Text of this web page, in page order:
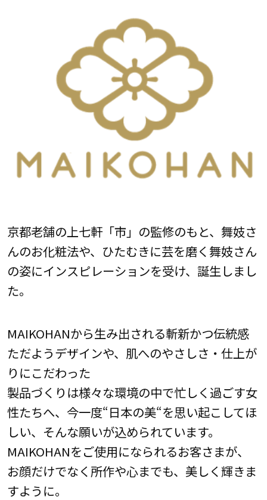
京都老舗の上七軒「市」の監修のもと、舞妓さ
んのお化粧法や、ひたむきに芸を磨く舞妓さん
の姿にインスピレーションを受け、誕生しまし
た。
MAIKOHANから生み出される斬新かつ伝統感
ただようデザインや、肌へのやさしさ・仕上が
りにこだわった
製品づくりは様々な環境の中で忙しく過ごす女
性たちへ、今一度“日本の美“を思い起こしてほ
しい、そんな願いが込められています。
MAIKOHANをご使用になられるお客さまが、
お顔だけでなく所作や心までも、美しく輝きま
すように。